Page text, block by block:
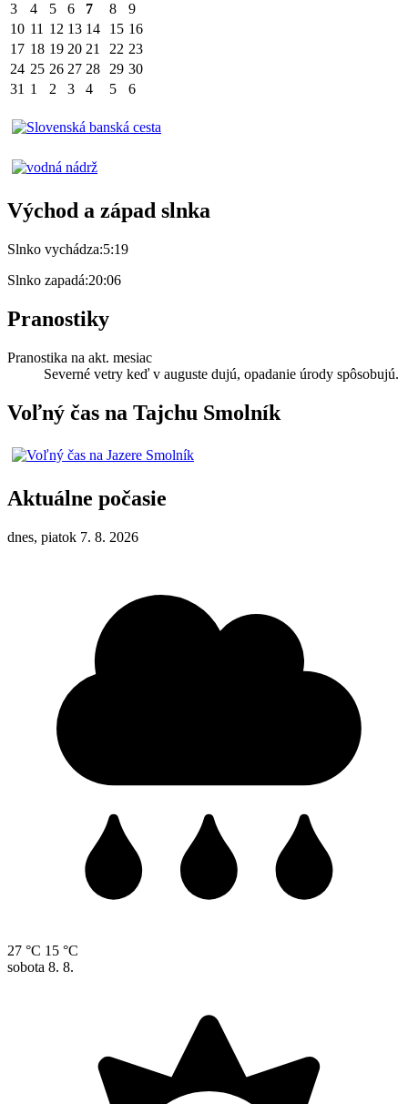
3
4 5 6 7 8
9
10 11 12 13 14 15 16
17 18 19 20 21 22 23
24 25 26 27 28 29 30
31 1 2 3 4 5 6
Východ a západ slnka
Slnko vychádza:5:19
Slnko zapadá:20:06
Pranostiky
Pranostika na akt. mesiac
Severné vetry keď v auguste dujú, opadanie úrody spôsobujú.
Voľný čas na Tajchu Smolník
Aktuálne počasie
dnes, piatok 7. 8. 2026
27 °C 15 °C
sobota 8. 8.